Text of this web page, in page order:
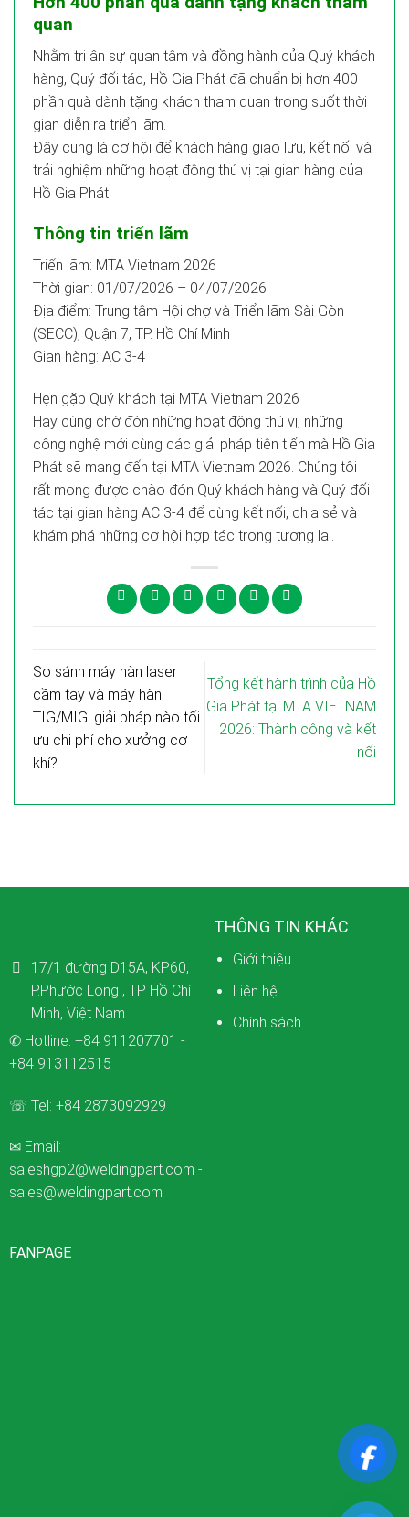
quan
Nhằm tri ân sự quan tâm và đồng hành của Quý khách
hàng, Quý đối tác, Hồ Gia Phát đã chuẩn bị hơn 400
phần quà dành tặng khách tham quan trong suốt thời
gian diễn ra triển lãm.
Đây cũng là cơ hội để khách hàng giao lưu, kết nối và
trải nghiệm những hoạt động thú vị tại gian hàng của
Hồ Gia Phát.
Thông tin triển lãm
Triển lãm: MTA Vietnam 2026
Thời gian: 01/07/2026 – 04/07/2026
Địa điểm: Trung tâm Hội chợ và Triển lãm Sài Gòn
(SECC), Quận 7, TP. Hồ Chí Minh
Gian hàng: AC 3-4
Hẹn gặp Quý khách tại MTA Vietnam 2026
Hãy cùng chờ đón những hoạt động thú vị, những
công nghệ mới cùng các giải pháp tiên tiến mà Hồ Gia
Phát sẽ mang đến tại MTA Vietnam 2026. Chúng tôi
rất mong được chào đón Quý khách hàng và Quý đối
tác tại gian hàng AC 3-4 để cùng kết nối, chia sẻ và
khám phá những cơ hội hợp tác trong tương lai.
So sánh máy hàn laser
cầm tay và máy hàn
TIG/MIG: giải pháp nào tối
ưu chi phí cho xưởng cơ
khí?
Tổng kết hành trình của Hồ
Gia Phát tại MTA VIETNAM
2026: Thành công và kết
nối
17/1 đường D15A, KP60,
P.Phước Long , TP Hồ Chí
Minh, Việt Nam
✆ Hotline: +84 911207701 -
+84 913112515
☏ Tel: +84 2873092929
✉ Email:
saleshgp2@weldingpart.com -
sales@weldingpart.com
THÔNG TIN KHÁC
Giới thiệu
Liên hệ
Chính sách
FANPAGE